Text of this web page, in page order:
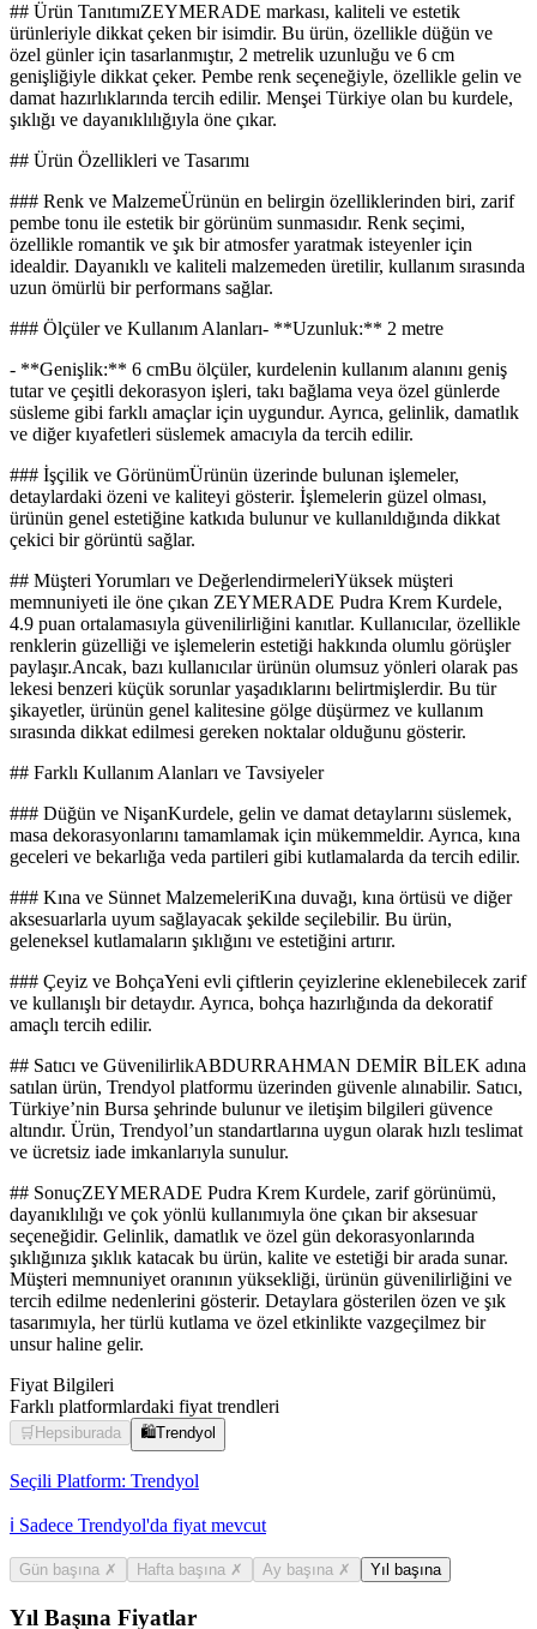
## Ürün TanıtımıZEYMERADE markası, kaliteli ve estetik
ürünleriyle dikkat çeken bir isimdir. Bu ürün, özellikle düğün ve
özel günler için tasarlanmıştır, 2 metrelik uzunluğu ve 6 cm
genişliğiyle dikkat çeker. Pembe renk seçeneğiyle, özellikle gelin ve
damat hazırlıklarında tercih edilir. Menşei Türkiye olan bu kurdele,
şıklığı ve dayanıklılığıyla öne çıkar.
## Ürün Özellikleri ve Tasarımı
### Renk ve MalzemeÜrünün en belirgin özelliklerinden biri, zarif
pembe tonu ile estetik bir görünüm sunmasıdır. Renk seçimi,
özellikle romantik ve şık bir atmosfer yaratmak isteyenler için
idealdir. Dayanıklı ve kaliteli malzemeden üretilir, kullanım sırasında
uzun ömürlü bir performans sağlar.
### Ölçüler ve Kullanım Alanları- **Uzunluk:** 2 metre
- **Genişlik:** 6 cmBu ölçüler, kurdelenin kullanım alanını geniş
tutar ve çeşitli dekorasyon işleri, takı bağlama veya özel günlerde
süsleme gibi farklı amaçlar için uygundur. Ayrıca, gelinlik, damatlık
ve diğer kıyafetleri süslemek amacıyla da tercih edilir.
### İşçilik ve GörünümÜrünün üzerinde bulunan işlemeler,
detaylardaki özeni ve kaliteyi gösterir. İşlemelerin güzel olması,
ürünün genel estetiğine katkıda bulunur ve kullanıldığında dikkat
çekici bir görüntü sağlar.
## Müşteri Yorumları ve DeğerlendirmeleriYüksek müşteri
memnuniyeti ile öne çıkan ZEYMERADE Pudra Krem Kurdele,
4.9 puan ortalamasıyla güvenilirliğini kanıtlar. Kullanıcılar, özellikle
renklerin güzelliği ve işlemelerin estetiği hakkında olumlu görüşler
paylaşır.Ancak, bazı kullanıcılar ürünün olumsuz yönleri olarak pas
lekesi benzeri küçük sorunlar yaşadıklarını belirtmişlerdir. Bu tür
şikayetler, ürünün genel kalitesine gölge düşürmez ve kullanım
sırasında dikkat edilmesi gereken noktalar olduğunu gösterir.
## Farklı Kullanım Alanları ve Tavsiyeler
### Düğün ve NişanKurdele, gelin ve damat detaylarını süslemek,
masa dekorasyonlarını tamamlamak için mükemmeldir. Ayrıca, kına
geceleri ve bekarlığa veda partileri gibi kutlamalarda da tercih edilir.
### Kına ve Sünnet MalzemeleriKına duvağı, kına örtüsü ve diğer
aksesuarlarla uyum sağlayacak şekilde seçilebilir. Bu ürün,
geleneksel kutlamaların şıklığını ve estetiğini artırır.
### Çeyiz ve BohçaYeni evli çiftlerin çeyizlerine eklenebilecek zarif
ve kullanışlı bir detaydır. Ayrıca, bohça hazırlığında da dekoratif
amaçlı tercih edilir.
## Satıcı ve GüvenilirlikABDURRAHMAN DEMİR BİLEK adına
satılan ürün, Trendyol platformu üzerinden güvenle alınabilir. Satıcı,
Türkiye’nin Bursa şehrinde bulunur ve iletişim bilgileri güvence
altındır. Ürün, Trendyol’un standartlarına uygun olarak hızlı teslimat
ve ücretsiz iade imkanlarıyla sunulur.
## SonuçZEYMERADE Pudra Krem Kurdele, zarif görünümü,
dayanıklılığı ve çok yönlü kullanımıyla öne çıkan bir aksesuar
seçeneğidir. Gelinlik, damatlık ve özel gün dekorasyonlarında
şıklığınıza şıklık katacak bu ürün, kalite ve estetiği bir arada sunar.
Müşteri memnuniyet oranının yüksekliği, ürünün güvenilirliğini ve
tercih edilme nedenlerini gösterir. Detaylara gösterilen özen ve şık
tasarımıyla, her türlü kutlama ve özel etkinlikte vazgeçilmez bir
unsur haline gelir.
Fiyat Bilgileri
Farklı platformlardaki fiyat trendleri
🛒 Hepsiburada 🛍️Trendyol
Seçili Platform: Trendyol
ℹ️ Sadece Trendyol'da fiyat mevcut
Gün başına ✗ Hafta başına ✗ Ay başına ✗ Yıl başına
Yıl Başına Fiyatlar